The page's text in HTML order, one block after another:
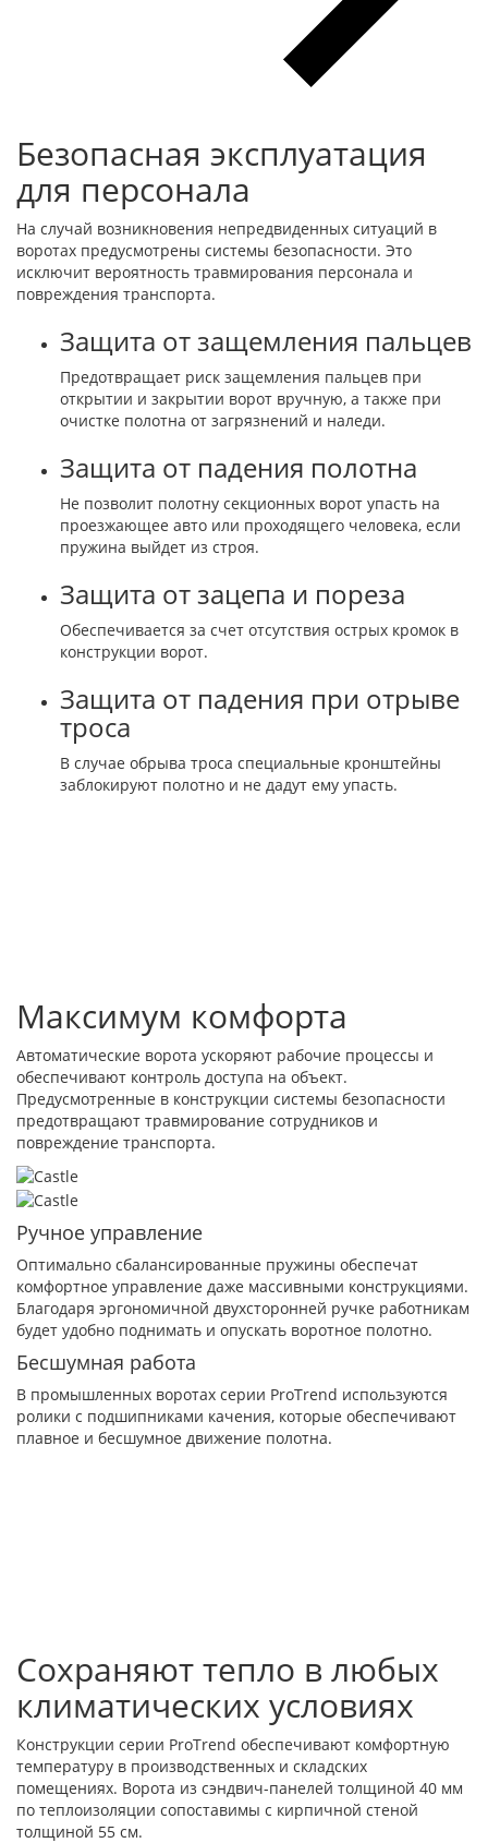
Безопасная эксплуатация
для персонала
На случай возникновения непредвиденных ситуаций в
воротах предусмотрены системы безопасности. Это
исключит вероятность травмирования персонала и
повреждения транспорта.
Защита от защемления пальцев
Предотвращает риск защемления пальцев при
открытии и закрытии ворот вручную, а также при
очистке полотна от загрязнений и наледи.
Защита от падения полотна
Не позволит полотну секционных ворот упасть на
проезжающее авто или проходящего человека, если
пружина выйдет из строя.
Защита от зацепа и пореза
Обеспечивается за счет отсутствия острых кромок в
конструкции ворот.
Защита от падения при отрыве
троса
В случае обрыва троса специальные кронштейны
заблокируют полотно и не дадут ему упасть.
Максимум комфорта
Автоматические ворота ускоряют рабочие процессы и
обеспечивают контроль доступа на объект.
Предусмотренные в конструкции системы безопасности
предотвращают травмирование сотрудников и
повреждение транспорта.
Ручное управление
Оптимально сбалансированные пружины обеспечат
комфортное управление даже массивными конструкциями.
Благодаря эргономичной двухсторонней ручке работникам
будет удобно поднимать и опускать воротное полотно.
Бесшумная работа
В промышленных воротах серии ProTrend используются
ролики с подшипниками качения, которые обеспечивают
плавное и бесшумное движение полотна.
Сохраняют тепло в любых
климатических условиях
Конструкции серии ProTrend обеспечивают комфортную
температуру в производственных и складских
помещениях. Ворота из сэндвич-панелей толщиной 40 мм
по теплоизоляции сопоставимы с кирпичной стеной
толщиной 55 см.